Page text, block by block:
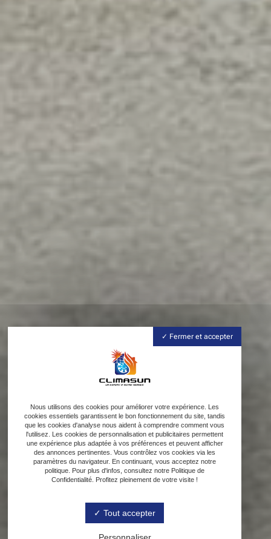
Fermer et accepter
Nous utilisons des cookies pour améliorer votre expérience. Les
cookies essentiels garantissent le bon fonctionnement du site, tandis
que les cookies d'analyse nous aident à comprendre comment vous
l'utilisez. Les cookies de personnalisation et publicitaires permettent
une expérience plus adaptée à vos préférences et peuvent afficher
des annonces pertinentes. Vous contrôlez vos cookies via les
paramètres du navigateur. En continuant, vous acceptez notre
politique. Pour plus d'infos, consultez notre Politique de
Confidentialité. Profitez pleinement de votre visite !
Tout accepter